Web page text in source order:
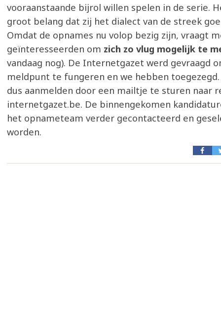
vooraanstaande bijrol willen spelen in de serie.
groot belang dat zij het dialect van de streek
Omdat de opnames nu volop bezig zijn, vraagt
geïnteresseerden om zich zo vlug mogelijk te
vandaag nog). De Internetgazet werd gevraagd
meldpunt te fungeren en we hebben toegezegd.
dus aanmelden door een mailtje te sturen naar
internetgazet.be. De binnengekomen
het opnameteam verder gecontacteerd en
worden.